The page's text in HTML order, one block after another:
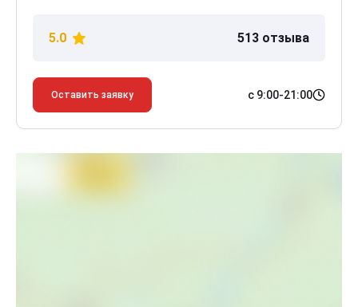
5.0 513 отзыва
Оставить заявку с 9:00-21:00